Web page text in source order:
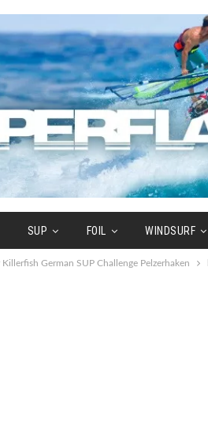
SUP FOIL WINDSURF
German SUP Challenge Pelzerhaken